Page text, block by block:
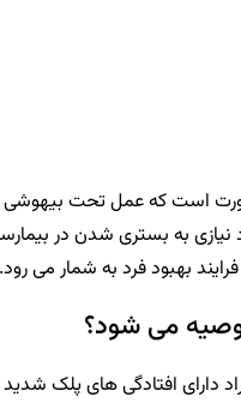
به بستری شدن در
بهبود فرد به شمار می رود.
می شود؟
دارای افتادگی های پلک